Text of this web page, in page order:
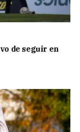
de seguir en